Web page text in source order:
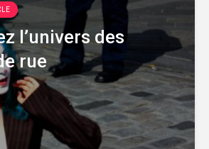
l’univers des
rue